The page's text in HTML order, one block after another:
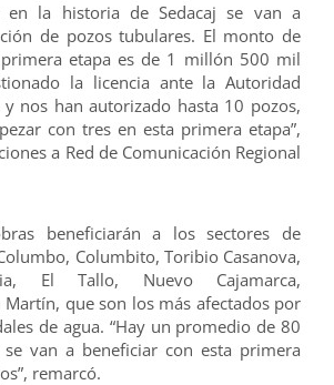
en la historia de Sedacaj se van a
de pozos tubulares. El monto de
etapa es de 1 millón 500 mil
la licencia ante la Autoridad
y nos han autorizado hasta 10 pozos,
con tres en esta primera etapa”,
a Red de Comunicación Regional
beneficiarán a los sectores de
Columbito, Toribio Casanova,
El Tallo, Nuevo Cajamarca,
Martín, que son los más afectados por
de agua. “Hay un promedio de 80
van a beneficiar con esta primera
remarcó.